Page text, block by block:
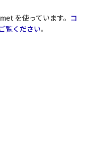
を使っています。 コ
覧ください。